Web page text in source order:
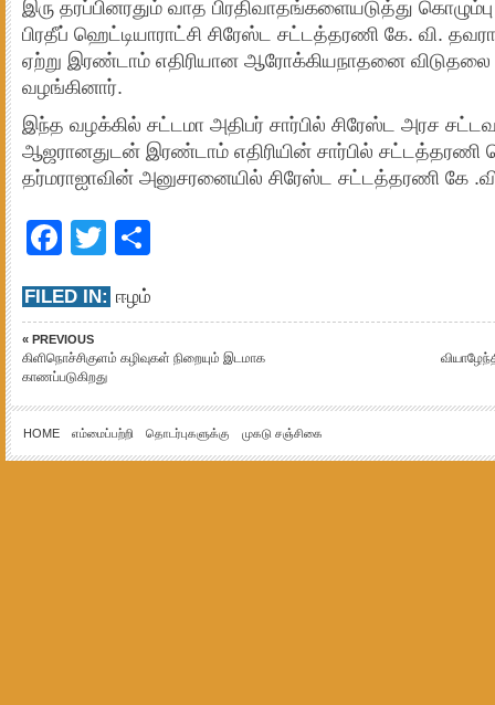
இரு தரப்­பி­ன­ரதும் வாத பிர­தி­வா­தங்­க­ளை­ய­டுத்து
பிரதீப் ஹெட்­டி­யா­ராட்சி சிரேஸ்ட சட்­டத்­த­ரணி கே. வி.
ஏற்று இரண்டாம் எதிரியான ஆரோக்கியநாதனை விடுதலை
வழங்கினார்.
இந்த வழக்கில் சட்டமா அதிபர் சார்பில் சிரேஸ்ட அரச
ஆஜரானதுடன் இரண்டாம் எதிரியின் சார்பில் சட்டத்தரணி
தர்மராஐாவின் அனுசரனையில் சிரேஸ்ட சட்டத்தரணி கே
Facebook
Twitter
FILED IN: ஈழம்
« PREVIOUS
கிளிநொச்சிகுளம் கழிவுகள் நிறையும் இடமாக
காணப்படுகிறது
HOME எம்மைப்பற்றி தொடர்புகளுக்கு முகடு சஞ்சிகை